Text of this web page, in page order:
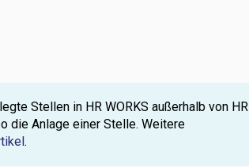
Stellen in HR WORKS außerhalb von HR
die Anlage einer Stelle. Weitere
.